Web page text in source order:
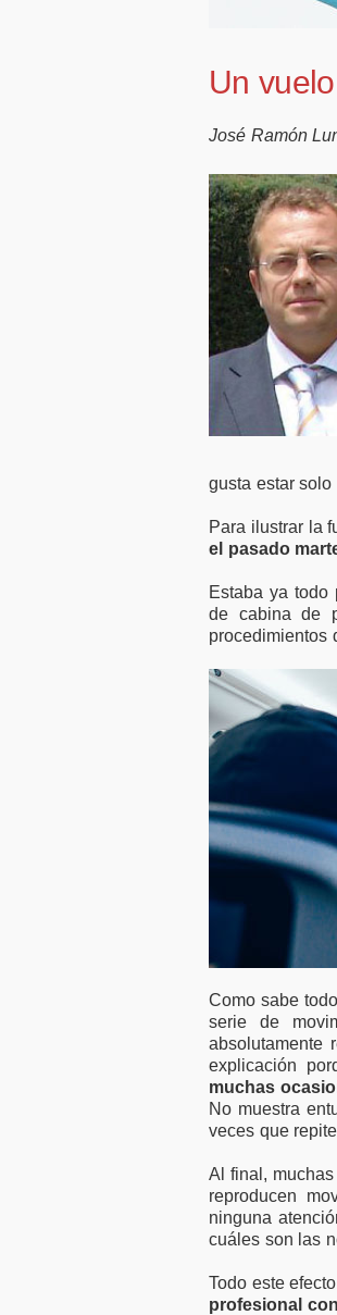
Un
José Ramón
gusta estar
Para ilustrar la
el pasado
Estaba ya todo
de cabina de
procedimientos
Como sabe
serie de
absolutamente
explicación
muchas
No muestra
veces que
Al final,
reproducen
ninguna
cuáles son las
Todo este
profesional
empresas y pymes